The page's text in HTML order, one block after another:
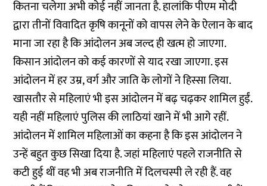
कितना चलेगा अभी कोई नहीं जानता है. हालांकि पीएम मोदी
द्वारा तीनों विवादित कृषि कानूनों को वापस लेने के ऐलान के बाद
माना जा रहा है कि आंदोलन अब जल्द ही खत्म हो जाएगा.
किसान आंदोलन को कई कारणों से याद रखा जाएगा. इस
आंदोलन में हर उम्र, वर्ग और जाति के लोगों ने हिस्सा लिया.
खासतौर से महिलाएं भी इस आंदोलन में बढ़ चढ़कर शामिल हुईं.
यही नहीं महिलाएं पुलिस की लाठियां खाने में भी आगे रहीं.
आंदोलन में शामिल महिलाओं का कहना है कि इस आंदोलन ने
उन्हें बहुत कुछ सिखा दिया है. जहां महिलाएं पहले राजनीति से
कटी हुई थीं वह भी अब राजनीति में दिलचस्पी ले रही हैं. वह